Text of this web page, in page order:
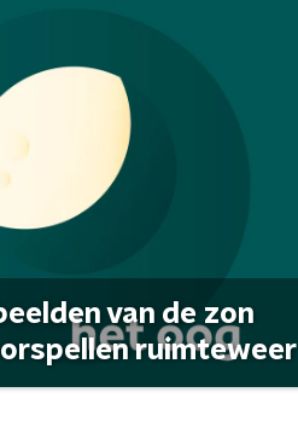
van de zon
ruimteweer